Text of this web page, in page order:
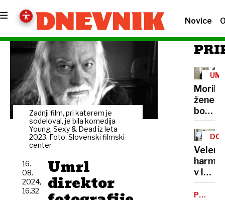
Novice
Zadnji film, pri katerem je
sodeloval, je bila komedija
Young, Sexy & Dead iz leta
2023. Foto: Slovenski filmski
center
Umrl
direktor
16.
08.
2024,
16.32
žene
bo
sedel
21
let
v lov
na
nov